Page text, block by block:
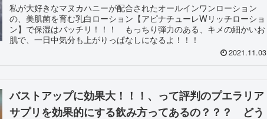
私が大好きなマヌカハニーが配合されたオールインワンローション
の、美肌菌を育む乳白ローション【アピナチューレWリッチローショ
ン】で保湿はバッチリ！！！ もっちり弾力のある、キメの細かいお
肌で、一日中気分も上がりっぱなしになるよ！！！
2021.11.03
バストアップに効果大！！！、って評判のプエラリア
サプリを効果的にする飲み方ってあるの？？？ どう